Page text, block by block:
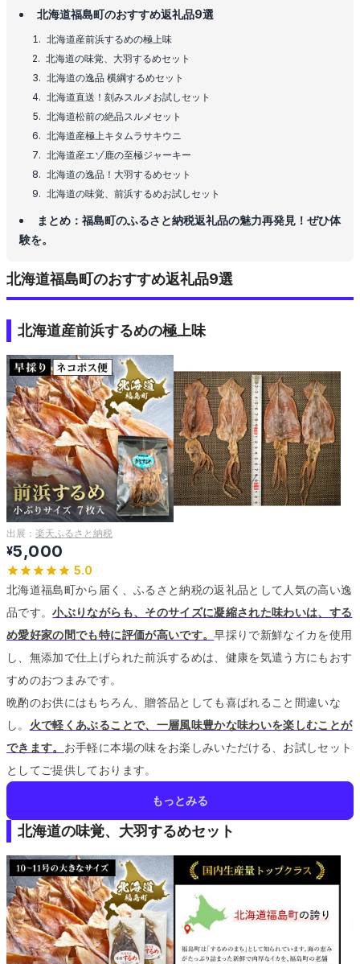
北海道福島町のおすすめ返礼品9選
北海道産前浜するめの極上味
北海道の味覚、大羽するめセット
北海道の逸品 横綱するめセット
北海道直送！刻みスルメお試しセット
北海道松前の絶品スルメセット
北海道産極上キタムラサキウニ
北海道産エゾ鹿の至極ジャーキー
北海道の逸品！大羽するめセット
北海道の味覚、前浜するめお試しセット
まとめ：福島町のふるさと納税返礼品の魅力再発見！ぜひ体
験を。
北海道福島町のおすすめ返礼品9選
北海道産前浜するめの極上味
出展： 楽天ふるさと納税
¥5,000
5.0
北海道福島町から届く、ふるさと納税の返礼品として人気の高い逸
品です。小ぶりながらも、そのサイズに凝縮された味わいは、する
め愛好家の間でも特に評価が高いです。早採りで新鮮なイカを使用
し、無添加で仕上げられた前浜するめは、健康を気遣う方にもおす
すめのおつまみです。
晩酌のお供にはもちろん、贈答品としても喜ばれること間違いな
し。 火で軽くあぶることで、一層風味豊かな味わいを楽しむことが
できます。 お手軽に本場の味をお楽しみいただける、お試しセット
としてご提供しております。
もっとみる
北海道の味覚、大羽するめセット